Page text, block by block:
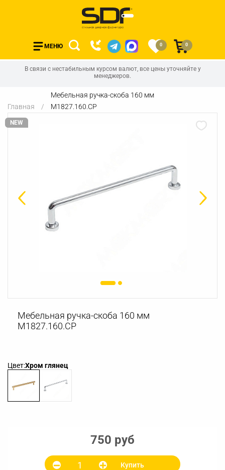
МЕНЮ 0 0
В связи с нестабильным курсом валют, все цены уточняйте у
менеджеров.
Главная
Мебельная ручка-скоба 160 мм
M1827.160.CP
NEW
Мебельная ручка-скоба 160 мм
M1827.160.CP
Цвет:Хром глянец
750 руб
Купить